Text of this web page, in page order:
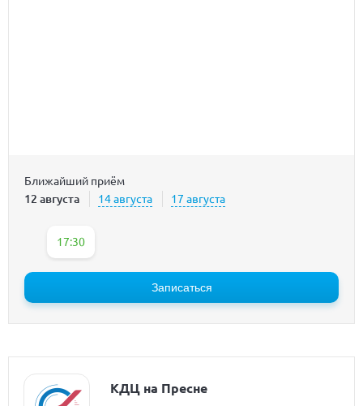
Ближайший приём
12 августа 14 августа 17 августа
17:30
Записаться
КДЦ на Пресне